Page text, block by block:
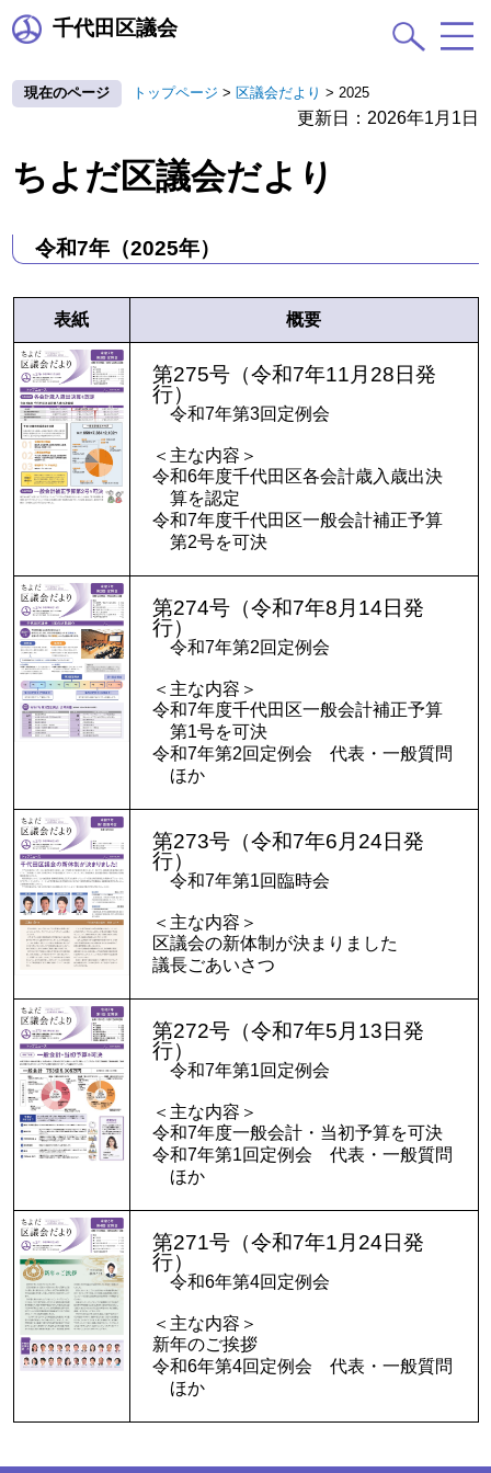
千代田区議会
現在のページ トップページ > 区議会だより > 2025
更新日：2026年1月1日
ちよだ区議会だより
令和7年（2025年）
表紙 概要
第275号（令和7年11月28日発
行）
令和7年第3回定例会
＜主な内容＞
令和6年度千代田区各会計歳入歳出決
算を認定
令和7年度千代田区一般会計補正予算
第2号を可決
第274号（令和7年8月14日発
行）
令和7年第2回定例会
＜主な内容＞
令和7年度千代田区一般会計補正予算
第1号を可決
令和7年第2回定例会 代表・一般質問
ほか
第273号（令和7年6月24日発
行）
令和7年第1回臨時会
＜主な内容＞
区議会の新体制が決まりました
議長ごあいさつ
第272号（令和7年5月13日発
行）
令和7年第1回定例会
＜主な内容＞
令和7年度一般会計・当初予算を可決
令和7年第1回定例会 代表・一般質問
ほか
第271号（令和7年1月24日発
行）
令和6年第4回定例会
＜主な内容＞
新年のご挨拶
令和6年第4回定例会 代表・一般質問
ほか